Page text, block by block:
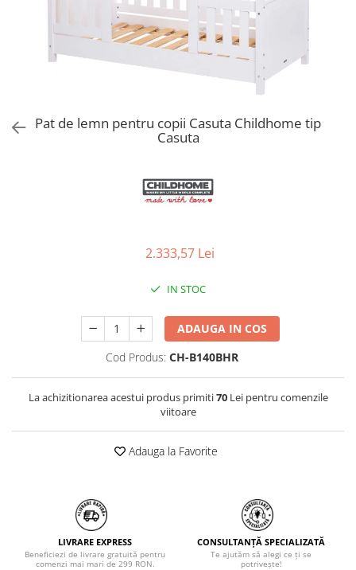
Consultanta Instalare
Jucarii de tras
Jucarii din plus
PAPUSI
Pat de lemn pentru copii Casuta Childhome tip
Casuta
2.333,57 Lei
IN STOC
ADAUGA IN COS
Cod Produs: CH-B140BHR
La achizitionarea acestui produs primiti70Lei pentru comenzile
viitoare
Adauga la Favorite
LIVRARE EXPRESS
Beneficiezi de livrare gratuită pentru
comenzi mai mari de 299 RON.
CONSULTANȚĂ SPECIALIZATĂ
Te ajutăm să alegi ce ți se
potrivește!